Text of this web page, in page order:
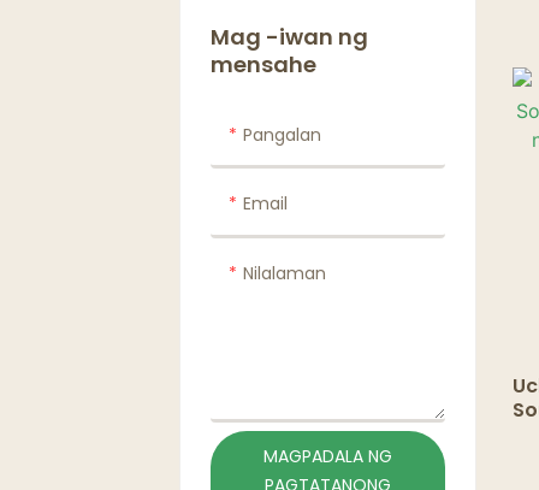
Mga bag & papel
para sa mga
Mag -iwan ng
mensahe
Pangalan
Email
Nilalaman
MAGPADALA NG